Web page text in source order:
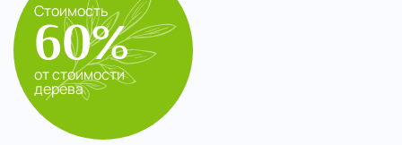
Стоимость
60%
от стоимости
дерева